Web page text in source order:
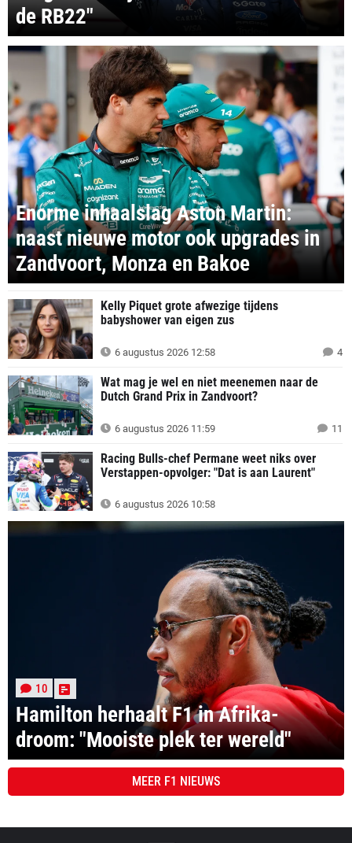
de RB22"
Enorme inhaalslag Aston Martin:
naast nieuwe motor ook upgrades in
Zandvoort, Monza en Bakoe
Kelly Piquet grote afwezige tijdens
babyshower van eigen zus
6 augustus 2026 12:58 4
Wat mag je wel en niet meenemen naar de
Dutch Grand Prix in Zandvoort?
6 augustus 2026 11:59 11
Racing Bulls-chef Permane weet niks over
Verstappen-opvolger: "Dat is aan Laurent"
6 augustus 2026 10:58
Hamilton herhaalt F1 in Afrika-
droom: "Mooiste plek ter wereld"
10
MEER F1 NIEUWS